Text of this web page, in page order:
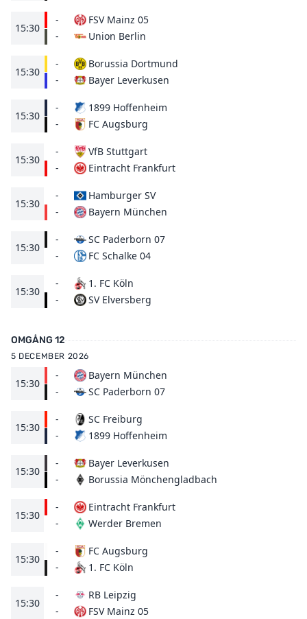
15:30
-
-
FSV Mainz 05
Union Berlin
15:30
-
-
Borussia Dortmund
Bayer Leverkusen
15:30
-
-
1899 Hoffenheim
FC Augsburg
15:30
-
-
VfB Stuttgart
Eintracht Frankfurt
15:30
-
-
Hamburger SV
Bayern München
15:30
-
-
SC Paderborn 07
FC Schalke 04
15:30
-
-
1. FC Köln
SV Elversberg
OMGÅNG 12
5 DECEMBER 2026
15:30
-
-
Bayern München
SC Paderborn 07
15:30
-
-
SC Freiburg
1899 Hoffenheim
15:30
-
-
Bayer Leverkusen
Borussia Mönchengladbach
15:30
-
-
Eintracht Frankfurt
Werder Bremen
15:30
-
-
FC Augsburg
1. FC Köln
15:30
-
-
RB Leipzig
FSV Mainz 05